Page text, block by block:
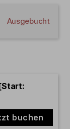
Ausgebucht
buchen